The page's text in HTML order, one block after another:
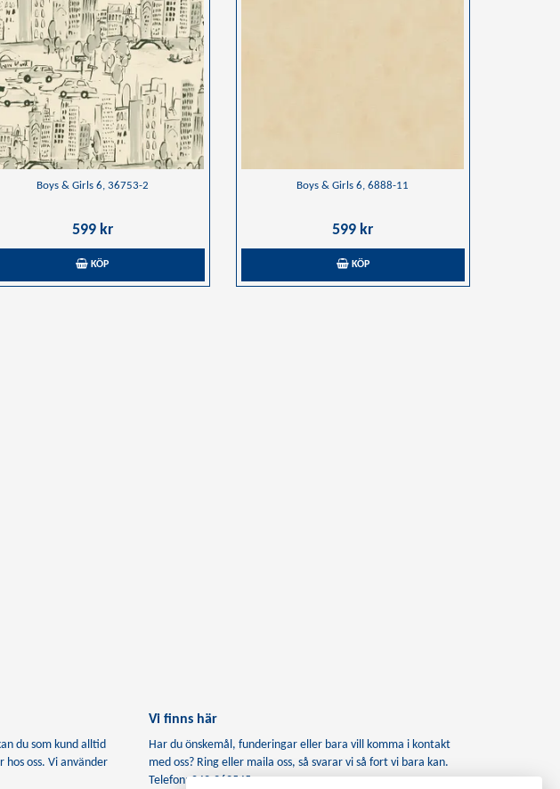
Boys & Girls 6, 36753-2
599 kr
KÖP
Boys & Girls 6, 6888-11
599 kr
KÖP
du som kund alltid
hos oss. Vi använder
Vi finns här
Har du önskemål, funderingar eller bara vill komma i kontakt
med oss? Ring eller maila oss, så svarar vi så fort vi bara kan.
Telefon: 042-262545